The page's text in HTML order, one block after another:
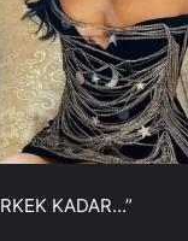
KADAR…”